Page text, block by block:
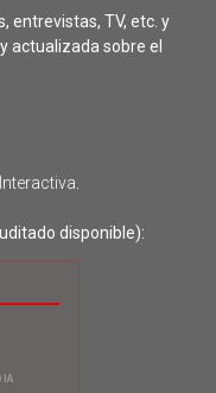
entrevistas, TV, etc. y
actualizada sobre el
disponible):